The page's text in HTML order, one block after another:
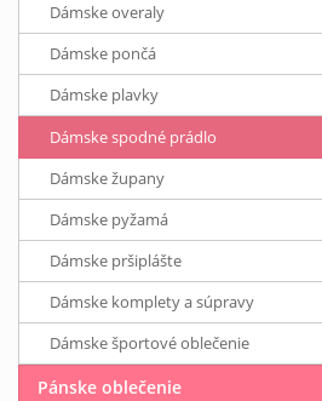
Dámske overaly
Dámske pončá
Dámske plavky
Dámske spodné prádlo
Dámske župany
Dámske pyžamá
Dámske pršiplášte
Dámske komplety a súpravy
Dámske športové oblečenie
Pánske oblečenie